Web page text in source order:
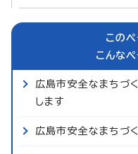
この
こんな
広島市安全なまちづ
します
広島市安全なまちづ